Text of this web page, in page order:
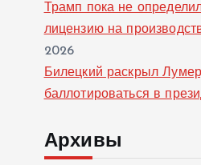
Трамп пока не
лицензию на
2026
Билецкий раскрыл
баллотироваться в
Архивы